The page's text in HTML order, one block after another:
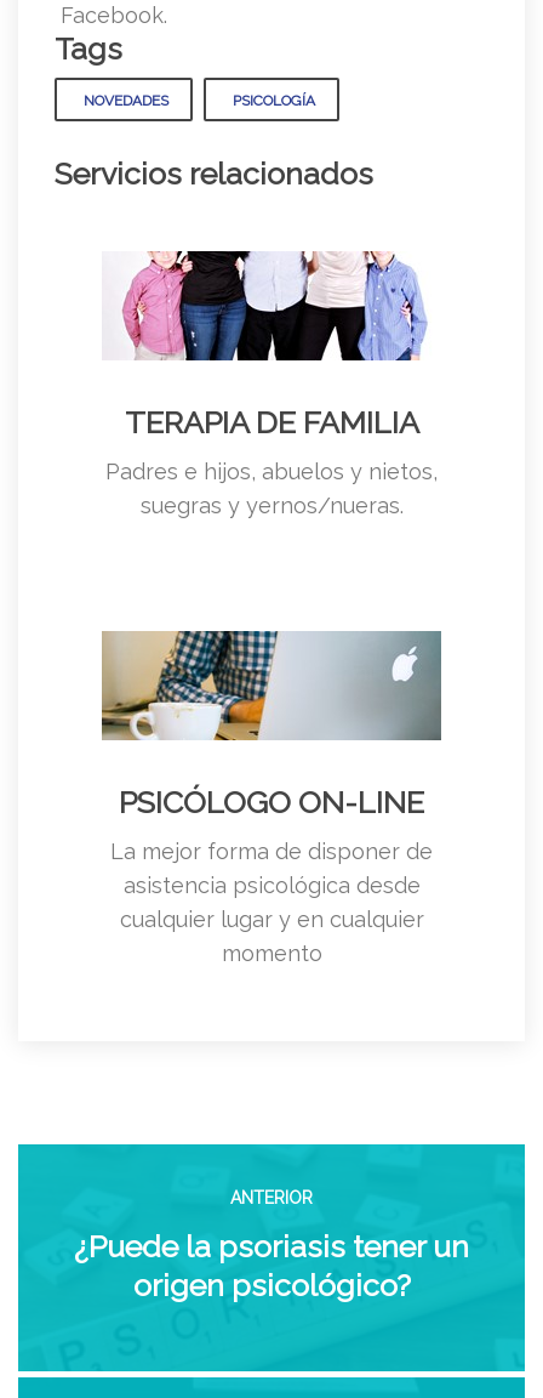
Facebook.
Tags
NOVEDADES PSICOLOGÍA
Servicios relacionados
TERAPIA DE FAMILIA
Padres e hijos, abuelos y nietos,
suegras y yernos/nueras.
PSICÓLOGO ON-LINE
La mejor forma de disponer de
asistencia psicológica desde
cualquier lugar y en cualquier
momento
ANTERIOR
¿Puede la psoriasis tener un
origen psicológico?